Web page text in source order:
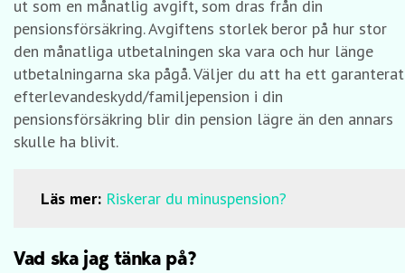
ut som en månatlig avgift, som dras från din
pensionsförsäkring. Avgiftens storlek beror på hur stor
den månatliga utbetalningen ska vara och hur länge
utbetalningarna ska pågå. Väljer du att ha ett garanterat
efterlevandeskydd/familjepension i din
pensionsförsäkring blir din pension lägre än den annars
skulle ha blivit.
Läs mer: Riskerar du minuspension?
Vad ska jag tänka på?